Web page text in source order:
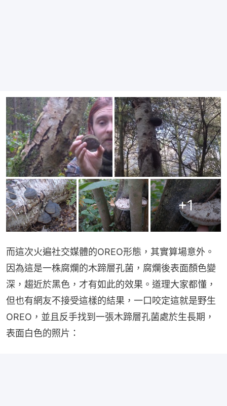
+1
而這次火遍社交媒體的OREO形態，其實算場意外。
因為這是一株腐爛的木蹄層孔菌，腐爛後表面顏色變
深，趨近於黑色，才有如此的效果。道理大家都懂，
但也有網友不接受這樣的結果，一口咬定這就是野生
OREO，並且反手找到一張木蹄層孔菌處於生長期，
表面白色的照片：